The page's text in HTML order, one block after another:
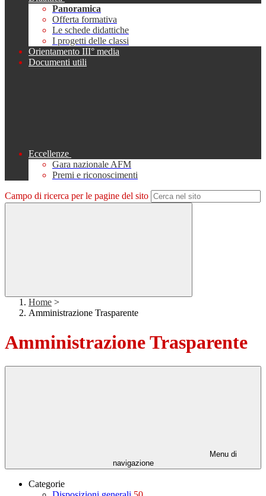
Panoramica
Offerta formativa
Le schede didattiche
I progetti delle classi
Orientamento III° media
Documenti utili
Eccellenze
Gara nazionale AFM
Premi e riconoscimenti
Campo di ricerca per le pagine del sito
Home >
Amministrazione Trasparente
Amministrazione Trasparente
Menu di
navigazione
Categorie